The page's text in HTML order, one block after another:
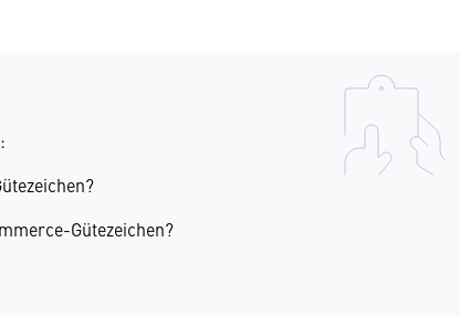
Gütezeichen?